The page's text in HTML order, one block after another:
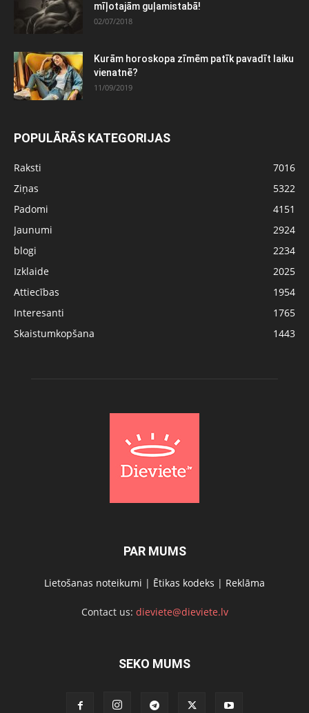
mīļotajām guļamistabā!
02/07/2018
Kurām horoskopa zīmēm patīk pavadīt laiku
vienatnē?
11/09/2019
POPULĀRĀS KATEGORIJAS
Raksti
7016
Ziņas
5322
Padomi
4151
Jaunumi
2924
blogi
2234
Izklaide
2025
Attiecības
1954
Interesanti
1765
Skaistumkopšana
1443
PAR MUMS
Lietošanas noteikumi | Ētikas kodeks | Reklāma
Contact us: dieviete@dieviete.lv
SEKO MUMS